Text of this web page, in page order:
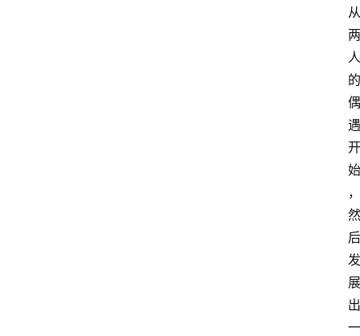
从
两
人
的
偶
遇
开
始
，
然
后
发
展
出
一